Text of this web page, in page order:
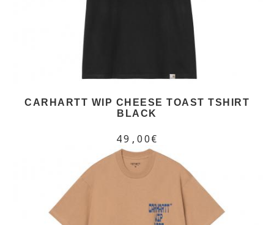
CARHARTT WIP CHEESE TOAST TSHIRT
BLACK
49,00€